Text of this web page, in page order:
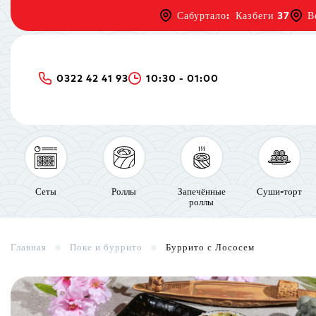
Сабуртало: Казбеги 37
0322 42 41 93 10:30 - 01:00
Сеты Роллы
Запечённые
роллы
Суши-торт
Главная Поке и буррито Буррито с Лососем